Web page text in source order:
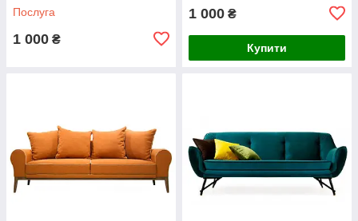
Послуга
1 000 ₴
1 000 ₴
Купити